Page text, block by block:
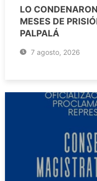
LO
MESES DE
PALPALÁ
7 agosto, 2026